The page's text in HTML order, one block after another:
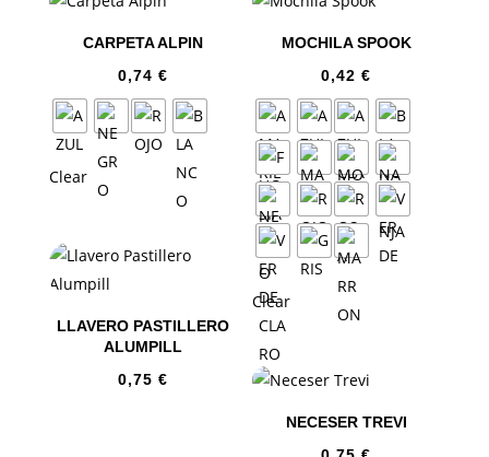
CARPETA ALPIN
0,74 €
Clear
MOCHILA SPOOK
0,42€
Clear
LLAVERO PASTILLERO
ALUMPILL
0,75 €
NECESER TREVI